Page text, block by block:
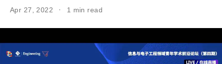
Apr 27, 2022 1 min read